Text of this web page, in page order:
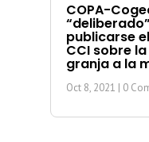
COPA-
publicarse
CCI sobre
granja a la
Oct 8, 2021 | 0